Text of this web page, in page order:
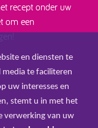
recept onder uw
om een
en diensten te
te faciliteren
uw interesses en
stemt u in met het
verwerking van uw